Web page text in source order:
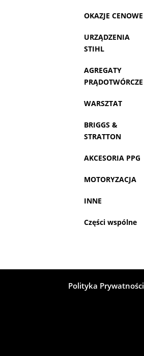
OKAZJE CENOWE
URZĄDZENIA
STIHL
AGREGATY
PRĄDOTWÓRCZE
WARSZTAT
BRIGGS &
STRATTON
AKCESORIA PPG
MOTORYZACJA
INNE
Części wspólne
Polityka Prywatności